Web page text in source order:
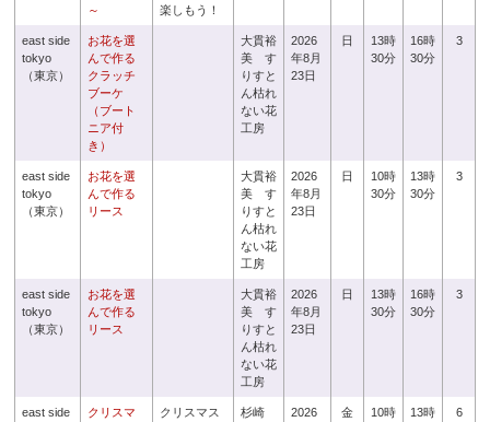
～
楽しもう！
east side
tokyo
（東京）
お花を選
んで作る
クラッチ
ブーケ
（ブート
ニア付
き）
大貫裕
美 す
りすと
ん枯れ
ない花
工房
2026
年8月
23日
日
13時
30分
16時
30分
3
east side
tokyo
（東京）
お花を選
んで作る
リース
大貫裕
美 す
りすと
ん枯れ
ない花
工房
2026
年8月
23日
日
10時
30分
13時
30分
3
east side
tokyo
（東京）
お花を選
んで作る
リース
大貫裕
美 す
りすと
ん枯れ
ない花
工房
2026
年8月
23日
日
13時
30分
16時
30分
3
east side
クリスマ
クリスマス
杉崎
2026
金
10時
13時
6